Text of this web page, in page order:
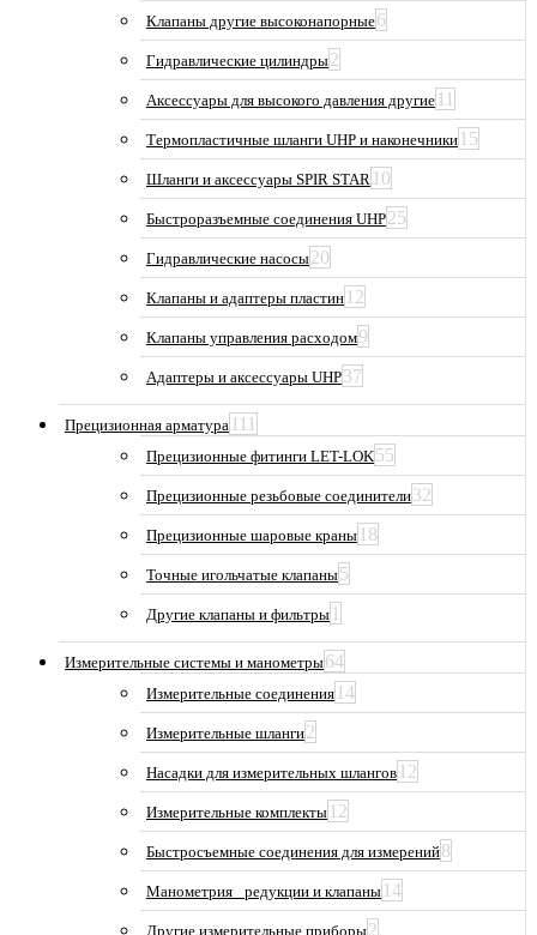
Клапаны другие высоконапорные6
Гидравлические цилиндры2
Аксессуары для высокого давления другие 11
Термопластичные шланги UHP и наконечники 15
Шланги и аксессуары SPIR STAR 10
Быстроразъемные соединения UHP25
Гидравлические насосы20
Клапаны и адаптеры пластин 12
Клапаны управления расходом9
Адаптеры и аксессуары UHP37
Прецизионная арматура 111
Прецизионные фитинги LET-LOK55
Прецизионные резьбовые соединители32
Прецизионные шаровые краны 18
Точные игольчатые клапаны5
Другие клапаны и фильтры 1
Измерительные системы и манометры64
Измерительные соединения 14
Измерительные шланги2
Насадки для измерительных шлангов 12
Измерительные комплекты 12
Быстросъемные соединения для измерений8
Манометрия_ редукции и клапаны 14
Другие измерительные приборы2